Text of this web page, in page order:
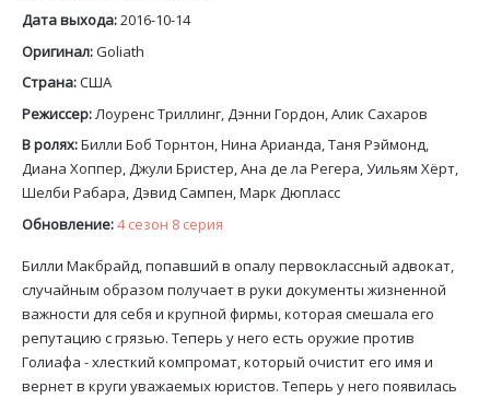
Дата выхода:2016-10-14
Оригинал:Goliath
Страна:США
Режиссер: Лоуренс Триллинг, Дэнни Гордон, Алик Сахаров
В ролях:Билли Боб Торнтон, Нина Арианда, Таня Рэймонд,
Диана Хоппер, Джули Бристер, Ана де ла Регера, Уильям Хёрт,
Шелби Рабара, Дэвид Сампен, Марк Дюпласс
Обновление:4 сезон 8 серия
Билли Макбрайд, попавший в опалу первоклассный адвокат,
случайным образом получает в руки документы жизненной
важности для себя и крупной фирмы, которая смешала его
репутацию с грязью. Теперь у него есть оружие против
Голиафа - хлесткий компромат, который очистит его имя и
вернет в круги уважаемых юристов. Теперь у него появилась